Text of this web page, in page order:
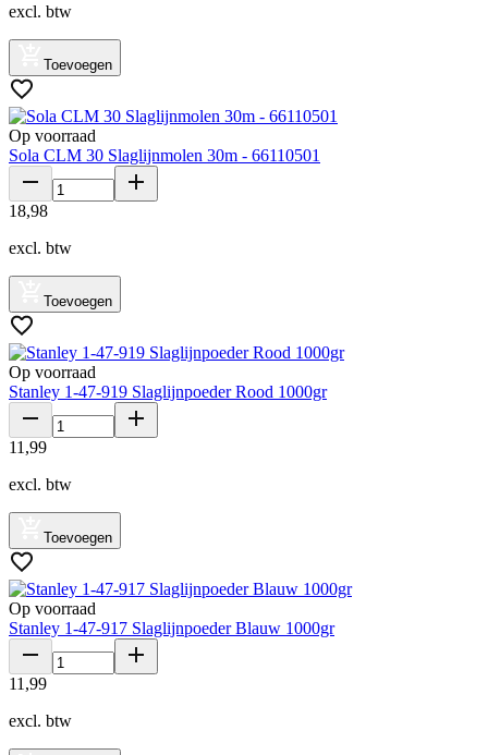
excl. btw
Toevoegen
Op voorraad
Sola CLM 30 Slaglijnmolen 30m - 66110501
18,98
excl. btw
Toevoegen
Op voorraad
Stanley 1-47-919 Slaglijnpoeder Rood 1000gr
11 ,99
excl. btw
Toevoegen
Op voorraad
Stanley 1-47-917 Slaglijnpoeder Blauw 1000gr
11 ,99
excl. btw